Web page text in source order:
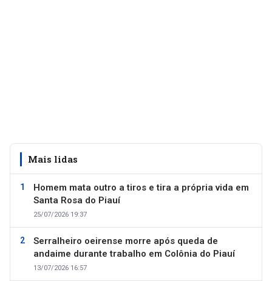
Mais lidas
Homem mata outro a tiros e tira a própria vida em
Santa Rosa do Piauí
25/07/2026 19:37
Serralheiro oeirense morre após queda de
andaime durante trabalho em Colônia do Piauí
13/07/2026 16:57